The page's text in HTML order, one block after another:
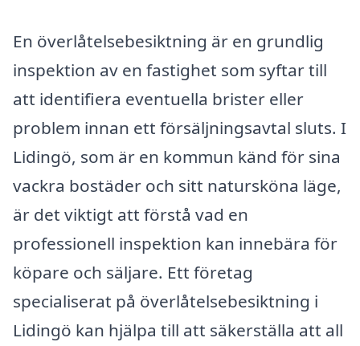
En överlåtelsebesiktning är en grundlig
inspektion av en fastighet som syftar till
att identifiera eventuella brister eller
problem innan ett försäljningsavtal sluts. I
Lidingö, som är en kommun känd för sina
vackra bostäder och sitt natursköna läge,
är det viktigt att förstå vad en
professionell inspektion kan innebära för
köpare och säljare. Ett företag
specialiserat på överlåtelsebesiktning i
Lidingö kan hjälpa till att säkerställa att all